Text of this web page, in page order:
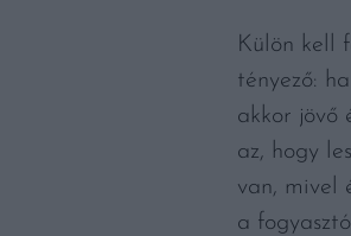
Külön kell
tényező:
akkor jövő
az, hogy
van, mivel
a